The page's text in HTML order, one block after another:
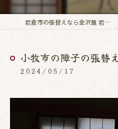
岩倉市の張替えなら金沢屋 岩倉店
小牧市の障子の張替え
2024/05/17